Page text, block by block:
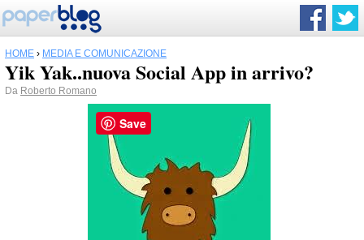
HOME › MEDIA E COMUNICAZIONE
Yik Yak..nuova Social App in arrivo?
Da Roberto Romano
Save